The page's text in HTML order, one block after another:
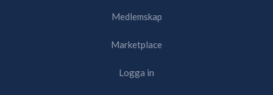
Medlemskap
Marketplace
Logga in